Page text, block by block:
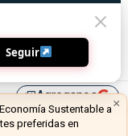
library_addAgreganos
Seguir